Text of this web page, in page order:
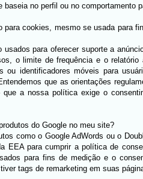
no perfil ou no comportamento
para cookies, mesmo se usada para
​​para oferecer suporte a
o limite de frequência e o
ou identificadores móveis para
que as orientações
a nossa política exige o
do Google no meu site?
como o Google AdWords ou o
EEA para cumprir a política de
​​para fins de medição e o
tags de remarketing em suas